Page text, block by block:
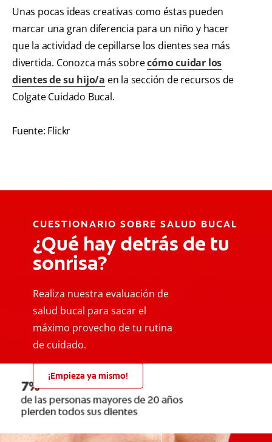
Unas pocas ideas creativas como éstas pueden
marcar una gran diferencia para un niño y hacer
que la actividad de cepillarse los dientes sea más
divertida. Conozca más sobrecómo cuidar los
dientes de su hijo/a en la sección de recursos de
Colgate Cuidado Bucal.
Fuente: Flickr
CUESTIONARIO SOBRE SALUD BUCAL
¿Qué hay detrás de tu
sonrisa?
Realiza nuestra evaluación de
salud bucal para sacar el
máximo provecho de tu rutina
de cuidado.
¡Empieza ya mismo!